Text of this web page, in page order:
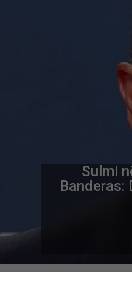
Sulmi
Banderas: